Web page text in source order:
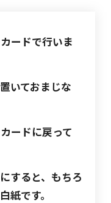
ードで行いま
いておまじな
ードに戻って
すると、もちろ
紙です。